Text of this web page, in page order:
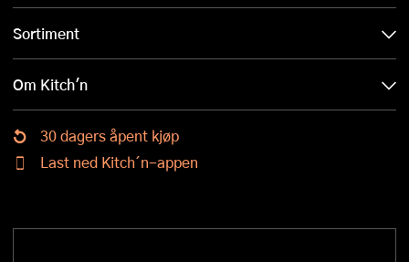
Sortiment
Om Kitch'n
30 dagers åpent kjøp
Last ned Kitch´n-appen